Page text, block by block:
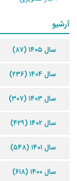
آرشیو
سال ۱۴۰۵ (۸۷)
سال ۱۴۰۴ (۲۳۶)
سال ۱۴۰۳ (۳۰۷)
سال ۱۴۰۲ (۴۲۹)
سال ۱۴۰۱ (۵۴۸)
سال ۱۴۰۰ (۶۱۸)